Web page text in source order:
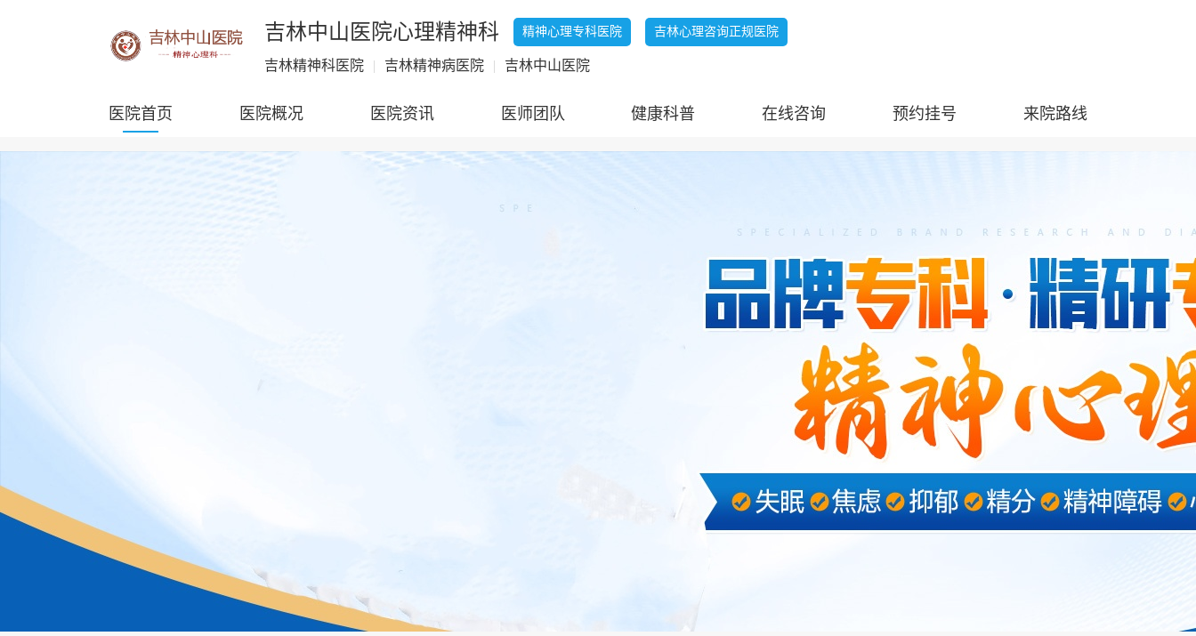
吉林中山医院心理精神科 精神心理专科医院 吉林心理咨询正规医院
吉林精神科医院 | 吉林精神病医院 | 吉林中山医院
医院首页 医院概况 医院资讯 医师团队 健康科普 在线咨询 预约挂号 来院路线